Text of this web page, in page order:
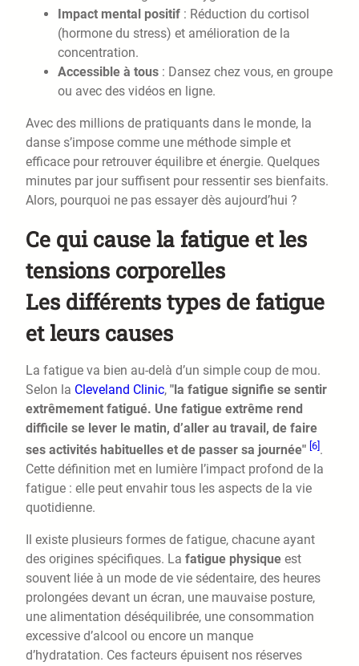
Impact mental positif : Réduction du cortisol
(hormone du stress) et amélioration de la
concentration.
Accessible à tous : Dansez chez vous, en groupe
ou avec des vidéos en ligne.
Avec des millions de pratiquants dans le monde, la
danse s’impose comme une méthode simple et
efficace pour retrouver équilibre et énergie. Quelques
minutes par jour suffisent pour ressentir ses bienfaits.
Alors, pourquoi ne pas essayer dès aujourd’hui ?
Ce qui cause la fatigue et les
tensions corporelles
Les différents types de fatigue
et leurs causes
La fatigue va bien au-delà d’un simple coup de mou.
Selon la Cleveland Clinic, "la fatigue signifie se sentir
extrêmement fatigué. Une fatigue extrême rend
difficile se lever le matin, d’aller au travail, de faire
ses activités habituelles et de passer sa journée" [6] .
Cette définition met en lumière l’impact profond de la
fatigue : elle peut envahir tous les aspects de la vie
quotidienne.
Il existe plusieurs formes de fatigue, chacune ayant
des origines spécifiques. La fatigue physique est
souvent liée à un mode de vie sédentaire, des heures
prolongées devant un écran, une mauvaise posture,
une alimentation déséquilibrée, une consommation
excessive d’alcool ou encore un manque
d’hydratation. Ces facteurs épuisent nos réserves